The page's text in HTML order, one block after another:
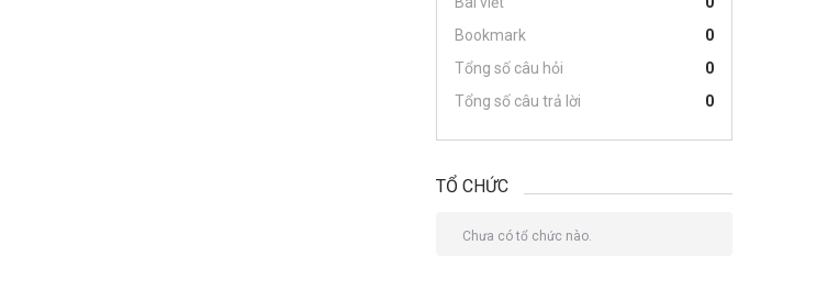
Bookmark
0
Tổng số câu hỏi
0
Tổng số câu trả lời
0
TỔ CHỨC
Chưa có tổ chức nào.